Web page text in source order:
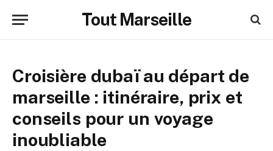
Tout Marseille
Croisière dubaï au départ de
marseille : itinéraire, prix et
conseils pour un voyage
inoubliable